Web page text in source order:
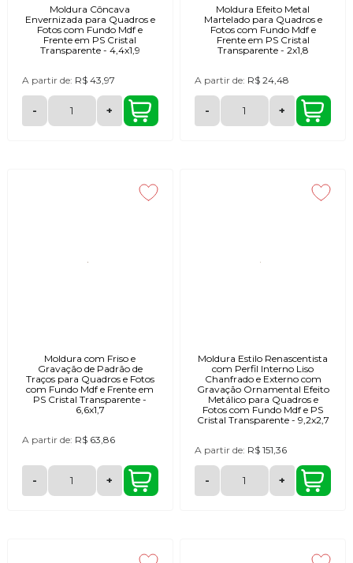
Moldura Côncava
Envernizada para Quadros e
Fotos com Fundo Mdf e
Frente em PS Cristal
Transparente - 4,4x1,9
A partir de: R$ 43,97
- +
Moldura Efeito Metal
Martelado para Quadros e
Fotos com Fundo Mdf e
Frente em PS Cristal
Transparente - 2x1,8
A partir de: R$ 24,48
- +
Moldura com Friso e
Gravação de Padrão de
Traços para Quadros e Fotos
com Fundo Mdf e Frente em
PS Cristal Transparente -
6,6x1,7
A partir de: R$ 63,86
- +
Moldura Estilo Renascentista
com Perfil Interno Liso
Chanfrado e Externo com
Gravação Ornamental Efeito
Metálico para Quadros e
Fotos com Fundo Mdf e PS
Cristal Transparente - 9,2x2,7
A partir de: R$ 151,36
- +